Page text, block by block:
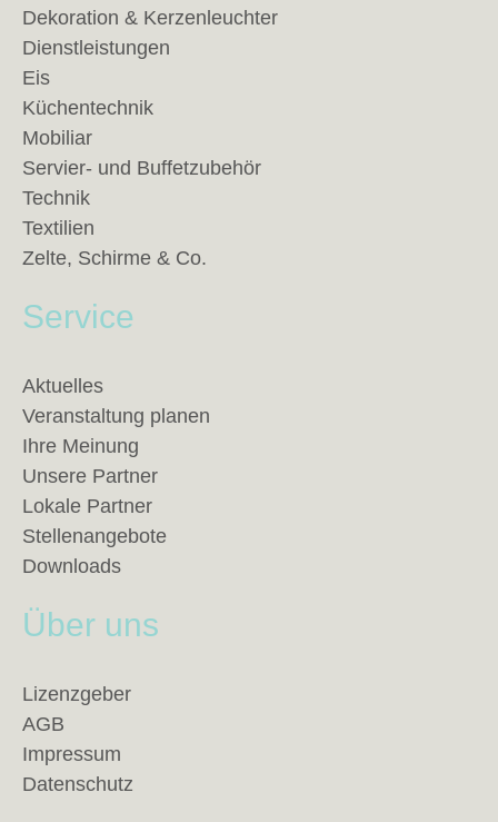
Dekoration & Kerzenleuchter
Dienstleistungen
Eis
Küchentechnik
Mobiliar
Servier- und Buffetzubehör
Technik
Textilien
Zelte, Schirme & Co.
Service
Aktuelles
Veranstaltung planen
Ihre Meinung
Unsere Partner
Lokale Partner
Stellenangebote
Downloads
Über uns
Lizenzgeber
AGB
Impressum
Datenschutz